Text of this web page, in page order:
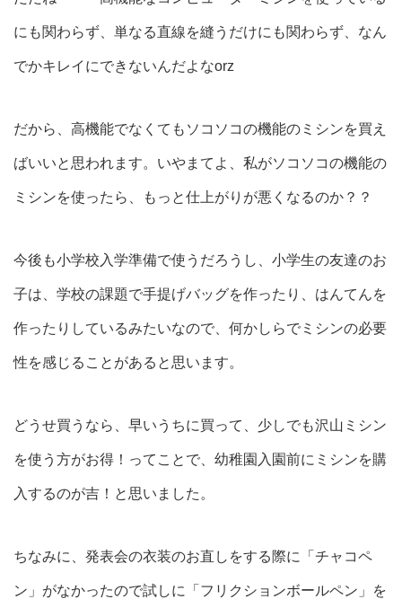
にも関わらず、単なる直線を縫うだけにも関わらず、なん
でかキレイにできないんだよなorz
だから、高機能でなくてもソコソコの機能のミシンを買え
ばいいと思われます。いやまてよ、私がソコソコの機能の
ミシンを使ったら、もっと仕上がりが悪くなるのか？？
今後も小学校入学準備で使うだろうし、小学生の友達のお
子は、学校の課題で手提げバッグを作ったり、はんてんを
作ったりしているみたいなので、何かしらでミシンの必要
性を感じることがあると思います。
どうせ買うなら、早いうちに買って、少しでも沢山ミシン
を使う方がお得！ってことで、幼稚園入園前にミシンを購
入するのが吉！と思いました。
ちなみに、発表会の衣装のお直しをする際に「チャコペ
ン」がなかったので試しに「フリクションボールペン」を